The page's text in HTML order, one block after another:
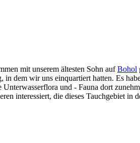
mit unserem ältesten Sohn aufBohol
dem wir uns einquartiert hatten. Es
und - Fauna dort
interessiert, die dieses Tauchgebiet in